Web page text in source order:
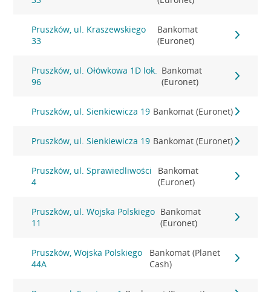
Pruszków, ul. Kraszewskiego
33
Bankomat
(Euronet)
Pruszków, ul. Ołówkowa 1D lok.
96
Bankomat
(Euronet)
Pruszków, ul. Sienkiewicza 19 Bankomat (Euronet)
Pruszków, ul. Sienkiewicza 19 Bankomat (Euronet)
Pruszków, ul. Sprawiedliwości
4
Bankomat
(Euronet)
Pruszków, ul. Wojska Polskiego
11
Bankomat
(Euronet)
Pruszków, Wojska Polskiego
44A
Bankomat (Planet
Cash)